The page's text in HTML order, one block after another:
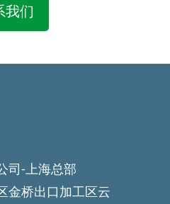
我们
司-上海总部
金桥出口加工区云